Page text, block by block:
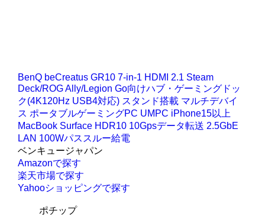
BenQ beCreatus GR10 7-in-1 HDMI 2.1 Steam
Deck/ROG Ally/Legion Go向けハブ・ゲーミングドッ
ク(4K120Hz USB4対応) スタンド搭載 マルチデバイ
ス ポータブルゲーミングPC UMPC iPhone15以上
MacBook Surface HDR10 10Gpsデータ転送 2.5GbE
LAN 100Wパススルー給電
ベンキュージャパン
Amazonで探す
楽天市場で探す
Yahooショッピングで探す
ポチップ